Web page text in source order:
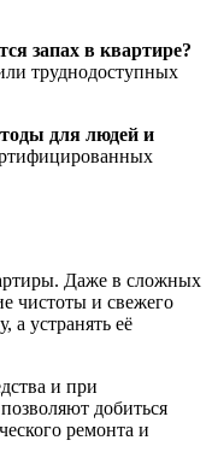
запах в квартире?
труднодоступных
для людей и
Даже в сложных
чистоты и свежего
а устранять её
и при
добиться
ремонта и